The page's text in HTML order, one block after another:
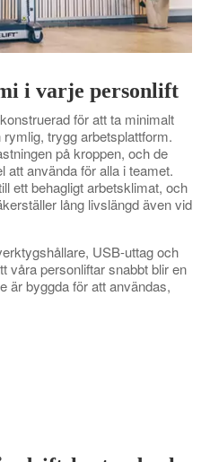
i varje personlift
för att ta minimalt
trygg arbetsplattform.
på kroppen, och de
att använda för alla i teamet.
ett behagligt arbetsklimat, och
lång livslängd även vid
USB-uttag och
våra personliftar snabbt blir en
är byggda för att användas,